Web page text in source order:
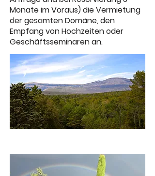
Monate im Voraus) die Vermietung
der gesamten Domäne, den
Empfang von Hochzeiten oder
Geschäftsseminaren an.